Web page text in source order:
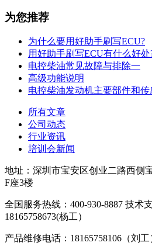
为您推荐
为什么要用好助手刷写ECU?
用好助手刷写ECU有什么好处
电控柴油常见故障与排除一
高级功能说明
电控柴油发动机主要部件和传
所有文章
公司动态
行业资讯
培训会新闻
地址：深圳市宝安区创业二路西侧
F座3楼
全国服务热线：400-930-8887 技术
18165758673(杨工）
产品维修电话：18165758106（刘